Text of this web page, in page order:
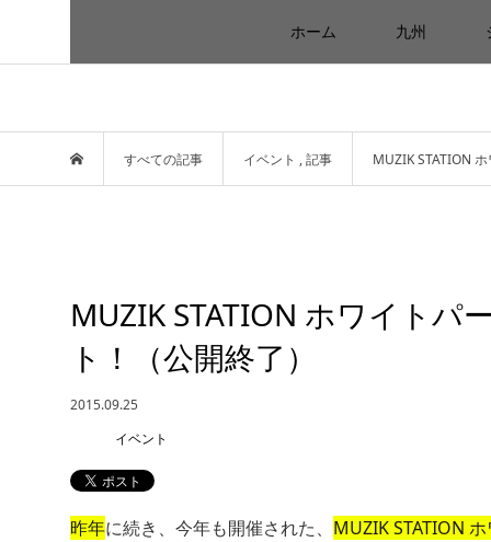
ホーム 九州
すべての記事 イベント ,記事 MUZIK STATION
MUZIK STATION ホワイトパ
ト！（公開終了）
2015.09.25
イベント
昨年に続き、今年も開催された、 MUZIK STATION